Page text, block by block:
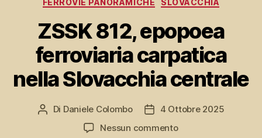
FERROVIE PANORAMICHE SLOVACCHIA
ZSSK 812, epopoea
ferroviaria carpatica
nella Slovacchia centrale
Autore
Di Daniele Colombo
Data
dell'articolo
4 Ottobre 2025
Nessun commentosu